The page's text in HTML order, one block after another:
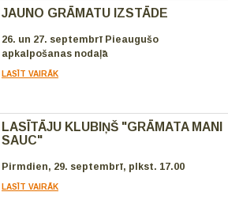
JAUNO GRĀMATU IZSTĀDE
26. un 27. septembrī Pieaugušo
apkalpošanas nodaļā
LASĪT VAIRĀK
LASĪTĀJU KLUBIŅŠ "GRĀMATA MANI
SAUC"
Pirmdien, 29. septembrī, plkst. 17.00
LASĪT VAIRĀK